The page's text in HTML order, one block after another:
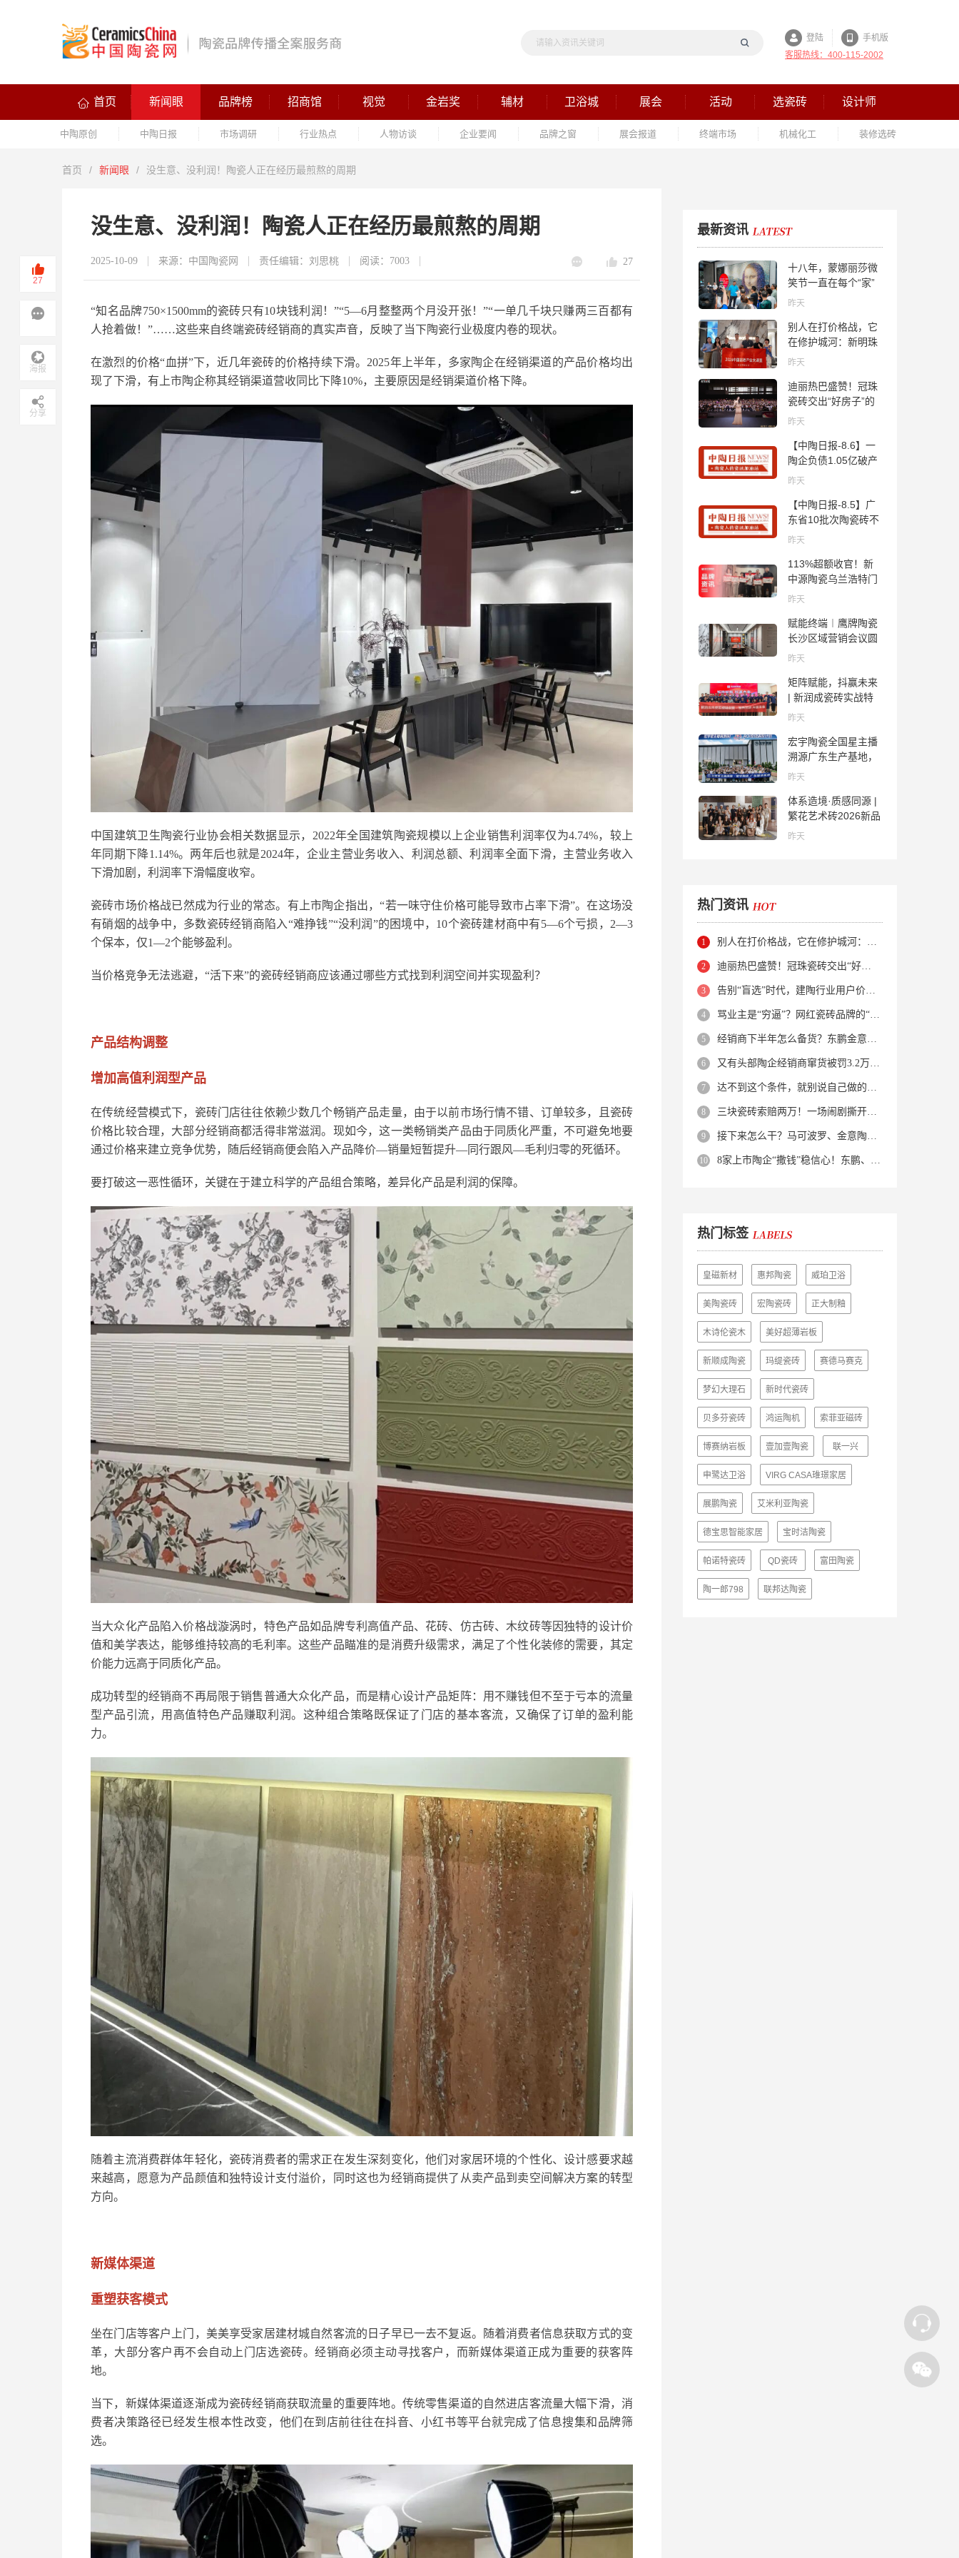
登陆
手机版
客服热线：400-115-2002
首页 新闻眼 品牌榜 招商馆 视觉 金岩奖 辅材 卫浴城 展会 活动 选瓷砖 设计师
中陶原创 中陶日报 市场调研 行业热点 人物访谈 企业要闻 品牌之窗 展会报道 终端市场 机械化工 装修选砖
首页 / 新闻眼 / 没生意、没利润！陶瓷人正在经历最煎熬的周期
没生意、没利润！陶瓷人正在经历最煎熬的周期
2025-10-09 来源：中国陶瓷网 责任编辑：刘思桃 阅读：7003 27
“知名品牌750×1500mm的瓷砖只有10块钱利润！”“5—6月整整两个月没开张！”“一单几千块只赚两三百都有
人抢着做！”……这些来自终端瓷砖经销商的真实声音，反映了当下陶瓷行业极度内卷的现状。
在激烈的价格“血拼”下，近几年瓷砖的价格持续下滑。2025年上半年，多家陶企在经销渠道的产品价格均出
现了下滑，有上市陶企称其经销渠道营收同比下降10%，主要原因是经销渠道价格下降。
中国建筑卫生陶瓷行业协会相关数据显示，2022年全国建筑陶瓷规模以上企业销售利润率仅为4.74%，较上
年同期下降1.14%。两年后也就是2024年，企业主营业务收入、利润总额、利润率全面下滑，主营业务收入
下滑加剧，利润率下滑幅度收窄。
瓷砖市场价格战已然成为行业的常态。有上市陶企指出，“若一味守住价格可能导致市占率下滑”。在这场没
有硝烟的战争中，多数瓷砖经销商陷入“难挣钱”“没利润”的困境中，10个瓷砖建材商中有5—6个亏损，2—3
个保本，仅1—2个能够盈利。
当价格竞争无法逃避，“活下来”的瓷砖经销商应该通过哪些方式找到利润空间并实现盈利？
产品结构调整
增加高值利润型产品
在传统经营模式下，瓷砖门店往往依赖少数几个畅销产品走量，由于以前市场行情不错、订单较多，且瓷砖
价格比较合理，大部分经销商都活得非常滋润。现如今，这一类畅销类产品由于同质化严重，不可避免地要
通过价格来建立竞争优势，随后经销商便会陷入产品降价—销量短暂提升—同行跟风—毛利归零的死循环。
要打破这一恶性循环，关键在于建立科学的产品组合策略，差异化产品是利润的保障。
当大众化产品陷入价格战漩涡时，特色产品如品牌专利高值产品、花砖、仿古砖、木纹砖等因独特的设计价
值和美学表达，能够维持较高的毛利率。这些产品瞄准的是消费升级需求，满足了个性化装修的需要，其定
价能力远高于同质化产品。
成功转型的经销商不再局限于销售普通大众化产品，而是精心设计产品矩阵：用不赚钱但不至于亏本的流量
型产品引流，用高值特色产品赚取利润。这种组合策略既保证了门店的基本客流，又确保了订单的盈利能
力。
随着主流消费群体年轻化，瓷砖消费者的需求正在发生深刻变化，他们对家居环境的个性化、设计感要求越
来越高，愿意为产品颜值和独特设计支付溢价，同时这也为经销商提供了从卖产品到卖空间解决方案的转型
方向。
新媒体渠道
重塑获客模式
坐在门店等客户上门，美美享受家居建材城自然客流的日子早已一去不复返。随着消费者信息获取方式的变
革，大部分客户再不会自动上门店选瓷砖。经销商必须主动寻找客户，而新媒体渠道正成为重要的获客阵
地。
当下，新媒体渠道逐渐成为瓷砖经销商获取流量的重要阵地。传统零售渠道的自然进店客流量大幅下滑，消
费者决策路径已经发生根本性改变，他们在到店前往往在抖音、小红书等平台就完成了信息搜集和品牌筛
选。
最新资讯
十八年，蒙娜丽莎微
笑节一直在每个“家”
的故事里
昨天
别人在打价格战，它
在修护城河：新明珠
岩板的逆势密码
昨天
迪丽热巴盛赞！冠珠
瓷砖交出“好房子”的
标准答卷
昨天
【中陶日报-8.6】一
陶企负债1.05亿破产
清算；东鹏拟延长基
开展建陶行业能效领
跑者企业推荐工作
昨天
【中陶日报-8.5】广
东省10批次陶瓷砖不
合格；科达购买特福
过；蒙娜丽莎5千万
回购股份；建霖家居
海外产能突破18亿元
昨天
113%超额收官！新
中源陶瓷乌兰浩特门
店周年活动圆满落幕
昨天
赋能终端︱鹰牌陶瓷
长沙区域营销会议圆
满举行，共探渠道拓
昨天
矩阵赋能，抖赢未来
| 新润成瓷砖实战特
训营成功举办，吹响
号！
昨天
宏宇陶瓷全国星主播
溯源广东生产基地，
进阶ROI长效变现新
昨天
体系造境·质感同源 |
繁花艺术砖2026新品
发布媒体见面会圆满
昨天
热门资讯
别人在打价格战，它在修护城河：新明珠岩板的逆势密码
迪丽热巴盛赞！冠珠瓷砖交出“好房子”的标准答卷
告别“盲选”时代，建陶行业用户价值正在被改写！
骂业主是“穷逼”？网红瓷砖品牌的“真实面目”被揭开了！
经销商下半年怎么备货？东鹏金意陶马可波罗等10大品牌集体亮剑
又有头部陶企经销商窜货被罚3.2万！品牌区域保护岌岌可危？
达不到这个条件，就别说自己做的是质感砖！
三块瓷砖索赔两万！一场闹剧撕开了装修“碰瓷”的遮羞布
接下来怎么干？马可波罗、金意陶、蒙娜丽莎、箭牌、欧神诺、宏宇…
8家上市陶企“撒钱”稳信心！东鹏、蒙娜丽莎等启动回购增持
热门标签
皇磁新材 惠邦陶瓷 威珀卫浴
美陶瓷砖 宏陶瓷砖 正大制釉
木诗伦瓷木 美好超薄岩板
新顺成陶瓷 玛缇瓷砖 赛德马赛克
梦幻大理石 新时代瓷砖
贝多芬瓷砖 鸿运陶机 索菲亚磁砖
博赛纳岩板 壹加壹陶瓷 联一兴
申鹭达卫浴 VIRG CASA琟璟家居
展鹏陶瓷 艾米利亚陶瓷
德宝思智能家居 宝时洁陶瓷
帕诺特瓷砖 QD瓷砖 富田陶瓷
陶一郎798 联邦达陶瓷
27
海报
分享